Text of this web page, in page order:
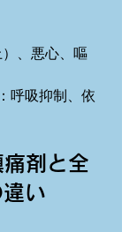
、悪心、嘔
：呼吸抑制、依
剤と全
い